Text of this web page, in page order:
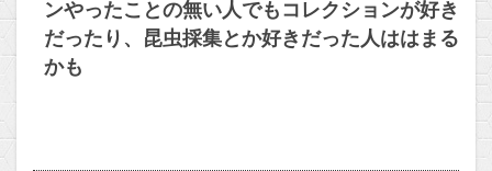
ンやったことの無い人でもコレクションが好き
だったり、昆虫採集とか好きだった人ははまる
かも